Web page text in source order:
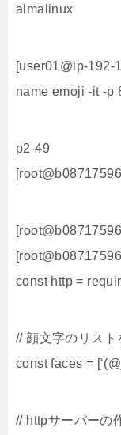
almalinux
[user01@ip-192-
name emoji -it -p
p2-49
const http =
// 顔文字のリスト
const faces =
// httpサーバーの